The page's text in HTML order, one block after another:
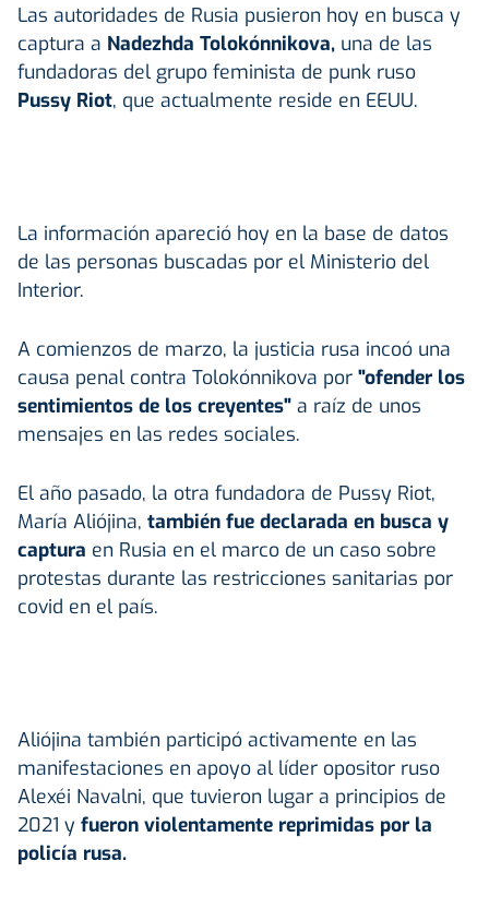
Las autoridades de Rusia pusieron hoy en busca y
captura a Nadezhda Tolokónnikova, una de las
fundadoras del grupo feminista de punk ruso
Pussy Riot, que actualmente reside en EEUU.
La información apareció hoy en la base de datos
de las personas buscadas por el Ministerio del
Interior.
A comienzos de marzo, la justicia rusa incoó una
causa penal contra Tolokónnikova por "ofender los
sentimientos de los creyentes" a raíz de unos
mensajes en las redes sociales.
El año pasado, la otra fundadora de Pussy Riot,
María Aliójina, también fue declarada en busca y
captura en Rusia en el marco de un caso sobre
protestas durante las restricciones sanitarias por
covid en el país.
Aliójina también participó activamente en las
manifestaciones en apoyo al líder opositor ruso
Alexéi Navalni, que tuvieron lugar a principios de
2021 y fueron violentamente reprimidas por la
policía rusa.